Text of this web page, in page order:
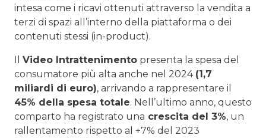
intesa come i ricavi ottenuti attraverso la vendita a
terzi di spazi all’interno della piattaforma o dei
contenuti stessi (in-product).
Il Video Intrattenimento presenta la spesa del
consumatore più alta anche nel 2024 (1,7
miliardi di euro), arrivando a rappresentare il
45% della spesa totale. Nell’ultimo anno, questo
comparto ha registrato una crescita del 3%, un
rallentamento rispetto al +7% del 2023